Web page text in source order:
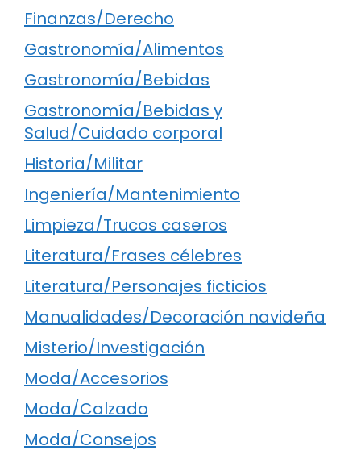
Finanzas/Derecho
Gastronomía/Alimentos
Gastronomía/Bebidas
Gastronomía/Bebidas y
Salud/Cuidado corporal
Historia/Militar
Ingeniería/Mantenimiento
Limpieza/Trucos caseros
Literatura/Frases célebres
Literatura/Personajes ficticios
Manualidades/Decoración navideña
Misterio/Investigación
Moda/Accesorios
Moda/Calzado
Moda/Consejos